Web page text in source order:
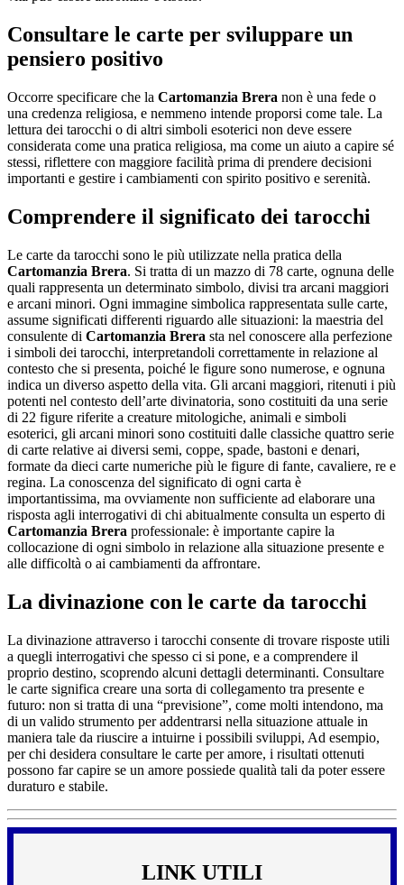
Consultare le carte per sviluppare un
pensiero positivo
Occorre specificare che la Cartomanzia Brera non è una fede o
una credenza religiosa, e nemmeno intende proporsi come tale. La
lettura dei tarocchi o di altri simboli esoterici non deve essere
considerata come una pratica religiosa, ma come un aiuto a capire sé
stessi, riflettere con maggiore facilità prima di prendere decisioni
importanti e gestire i cambiamenti con spirito positivo e serenità.
Comprendere il significato dei tarocchi
Le carte da tarocchi sono le più utilizzate nella pratica della
Cartomanzia Brera. Si tratta di un mazzo di 78 carte, ognuna delle
quali rappresenta un determinato simbolo, divisi tra arcani maggiori
e arcani minori. Ogni immagine simbolica rappresentata sulle carte,
assume significati differenti riguardo alle situazioni: la maestria del
consulente di Cartomanzia Brera sta nel conoscere alla perfezione
i simboli dei tarocchi, interpretandoli correttamente in relazione al
contesto che si presenta, poiché le figure sono numerose, e ognuna
indica un diverso aspetto della vita. Gli arcani maggiori, ritenuti i più
potenti nel contesto dell’arte divinatoria, sono costituiti da una serie
di 22 figure riferite a creature mitologiche, animali e simboli
esoterici, gli arcani minori sono costituiti dalle classiche quattro serie
di carte relative ai diversi semi, coppe, spade, bastoni e denari,
formate da dieci carte numeriche più le figure di fante, cavaliere, re e
regina. La conoscenza del significato di ogni carta è
importantissima, ma ovviamente non sufficiente ad elaborare una
risposta agli interrogativi di chi abitualmente consulta un esperto di
Cartomanzia Brera professionale: è importante capire la
collocazione di ogni simbolo in relazione alla situazione presente e
alle difficoltà o ai cambiamenti da affrontare.
La divinazione con le carte da tarocchi
La divinazione attraverso i tarocchi consente di trovare risposte utili
a quegli interrogativi che spesso ci si pone, e a comprendere il
proprio destino, scoprendo alcuni dettagli determinanti. Consultare
le carte significa creare una sorta di collegamento tra presente e
futuro: non si tratta di una “previsione”, come molti intendono, ma
di un valido strumento per addentrarsi nella situazione attuale in
maniera tale da riuscire a intuirne i possibili sviluppi, Ad esempio,
per chi desidera consultare le carte per amore, i risultati ottenuti
possono far capire se un amore possiede qualità tali da poter essere
duraturo e stabile.
LINK UTILI